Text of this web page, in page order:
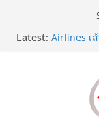
Latest: ททท. ต้อน
เที่ยวแรก
ม.วลัยลัก
สารสนเท